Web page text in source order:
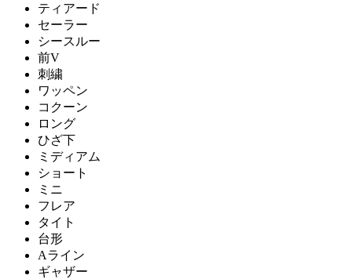
ティアード
セーラー
シースルー
前V
刺繍
ワッペン
コクーン
ロング
ひざ下
ミディアム
ショート
ミニ
フレア
タイト
台形
Aライン
ギャザー